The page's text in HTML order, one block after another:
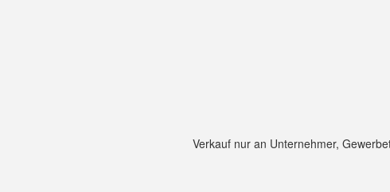
Verkauf nur an Unternehmer,